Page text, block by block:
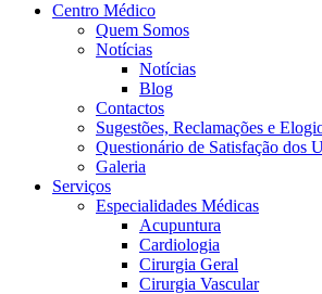
Centro Médico
Quem Somos
Notícias
Notícias
Blog
Contactos
Sugestões, Reclamações e
Questionário de Satisfação dos
Galeria
Serviços
Especialidades Médicas
Acupuntura
Cardiologia
Cirurgia Geral
Cirurgia Vascular